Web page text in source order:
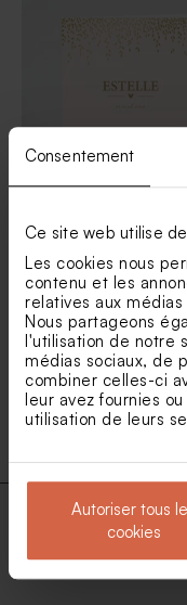
Consentement
Ce site web utilise
Les cookies nous
contenu et les
relatives aux
Nous partageons
l'utilisation de notre
médias sociaux, de
combiner celles-ci
leur avez fournies
utilisation de leurs
Autoriser tous
cookies
laurier
1
12
Faire-part de